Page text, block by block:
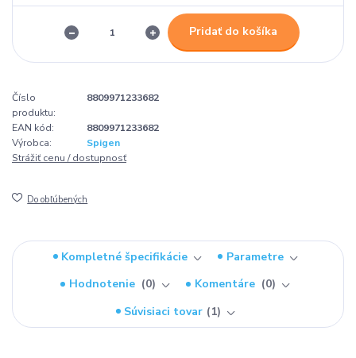
Pridať do košíka
Číslo
produktu:
8809971233682
EAN kód:
8809971233682
Výrobca:
Spigen
Strážiť cenu / dostupnosť
Do obľúbených
Kompletné špecifikácie
Parametre
Hodnotenie
0 Komentáre
0
Súvisiaci tovar
1